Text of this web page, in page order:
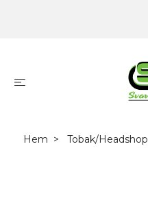
Hem Tobak/Headshop